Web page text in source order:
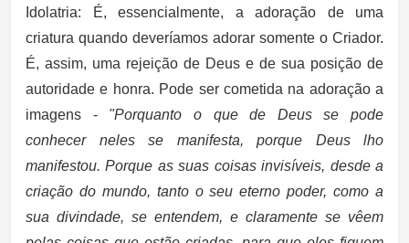
Idolatria:
É, essencialmente, a adoração de uma
criatura quando deveríamos adorar somente o Criador.
É, assim, uma rejeição de Deus e de sua posição de
autoridade e honra. Pode ser cometida na adoração a
imagens - "Porquanto o que de Deus se pode
conhecer neles se manifesta, porque Deus lho
manifestou. Porque as suas coisas invisíveis, desde a
criação do mundo, tanto o seu eterno poder, como a
sua divindade, se entendem, e claramente se vêem